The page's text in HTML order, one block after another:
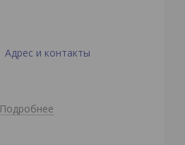
Адрес и контакты
Подробнее